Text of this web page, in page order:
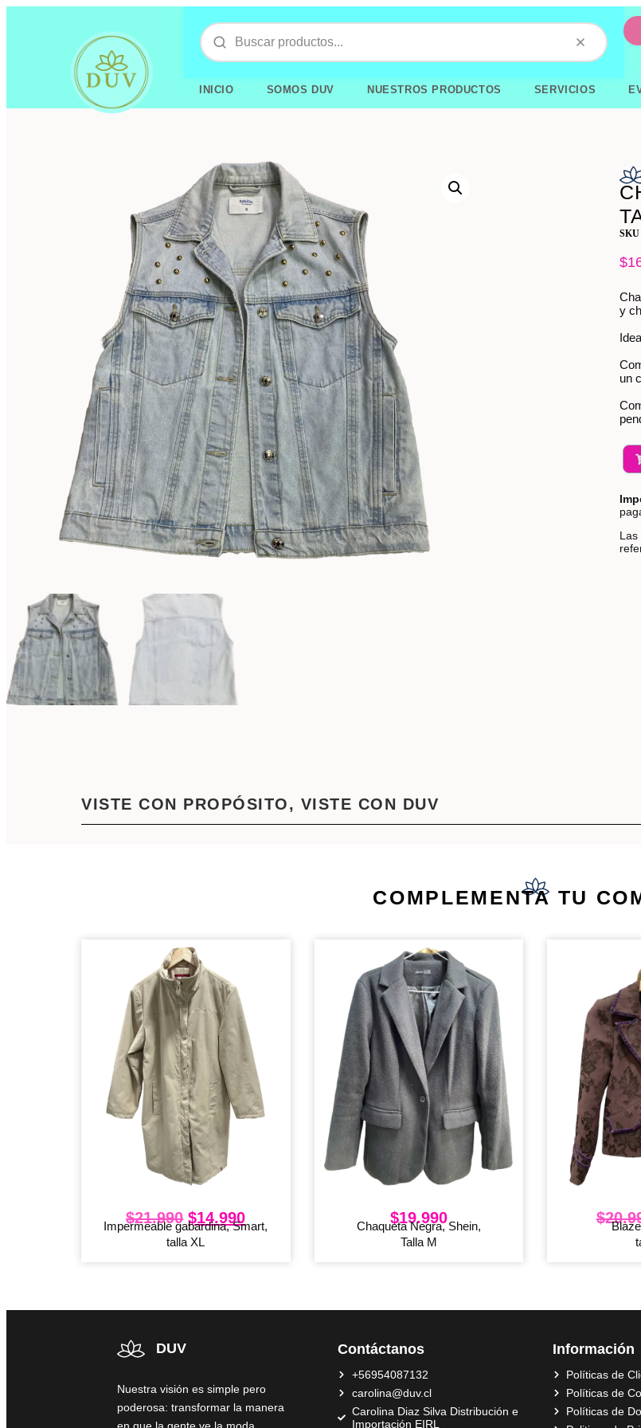
INICIO SOMOS DUV NUESTROS PRODUCTOS SERVICIOS
$
y
un
Las
VISTE CON PROPÓSITO, VISTE CON DUV
COMPLEMENTA TU
$21.990 $14.990
Impermeable gabardina, Smart,
talla XL
$19.990
Chaqueta Negra, Shein,
Talla M
$
DUV
Nuestra visión es simple pero
poderosa: transformar la manera
Contáctanos
+56954087132
carolina@duv.cl
Carolina Diaz Silva Distribución e
Importación EIRL
Información
Políticas de
Políticas de
Políticas de